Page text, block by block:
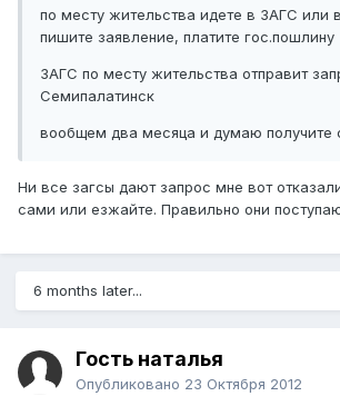
по месту жительства идете в ЗАГС
пишите заявление, платите гос.пошлину
ЗАГС по месту жительства отправит
Семипалатинск
вообщем два месяца и думаю получите
Ни все загсы дают запрос мне вот
сами или езжайте. Правильно они
6 months later...
Гость наталья
Опубликовано 23 Октября 2012